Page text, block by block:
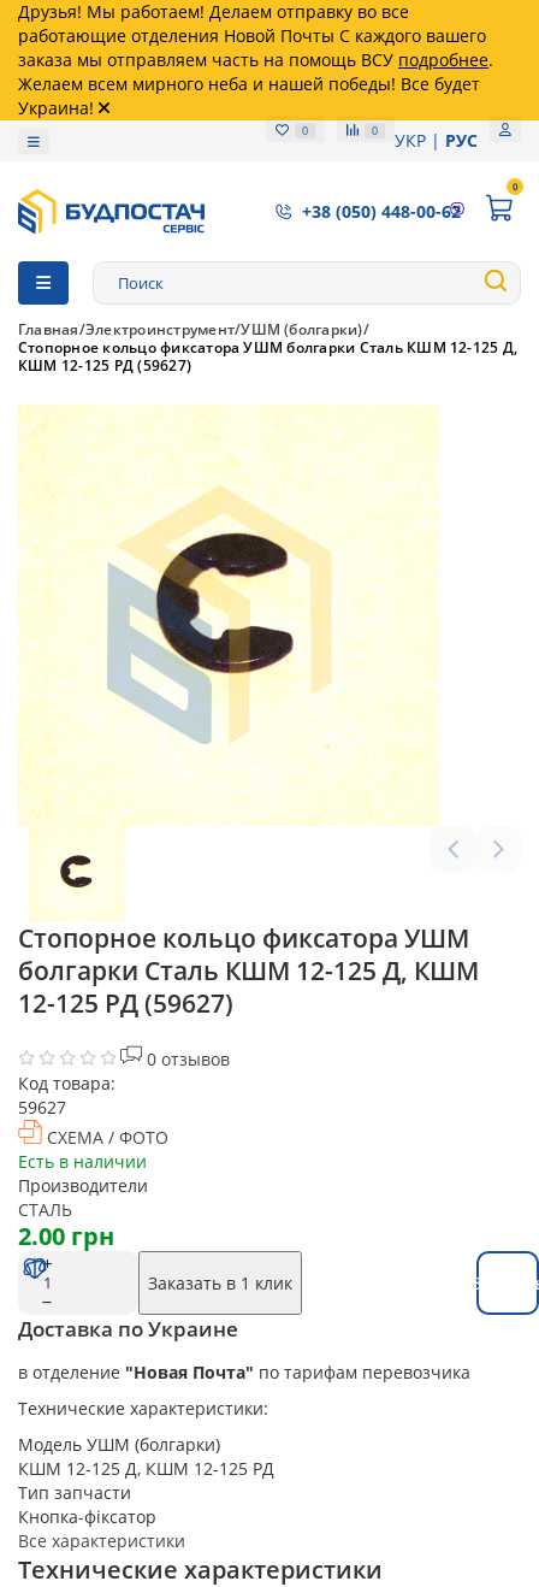
Друзья! Мы работаем! Делаем отправку во все
работающие отделения Новой Почты С каждого вашего
заказа мы отправляем часть на помощь ВСУ подробнее.
Желаем всем мирного неба и нашей победы! Все будет
Украина!
0 0 УКР РУС
+38 (050) 448-00-62
0
Главная Электроинструмент УШМ (болгарки)
Стопорное кольцо фиксатора УШМ болгарки Сталь КШМ 12-125 Д,
КШМ 12-125 РД (59627)
Стопорное кольцо фиксатора УШМ
болгарки Сталь КШМ 12-125 Д, КШМ
12-125 РД (59627)
0 отзывов
Код товара:
59627
СХЕМА / ФОТО
Есть в наличии
Производители
СТАЛЬ
2.00 грн
Заказать в 1 клик
Доставка по Украине
в отделение "Новая Почта" по тарифам перевозчика
Технические характеристики:
Модель УШМ (болгарки)
КШМ 12-125 Д, КШМ 12-125 РД
Тип запчасти
Кнопка-фіксатор
Все характеристики
Технические характеристики